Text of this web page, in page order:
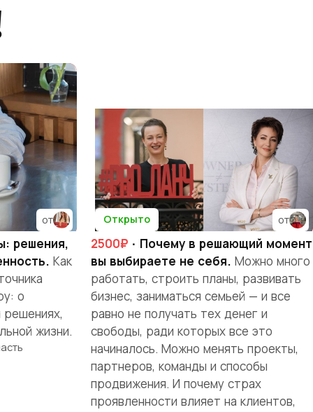
от
решения,
Как
о
решениях,
жизни.
Открыто от
2500₽ · Почему в решающий момент
вы выбираете не себя. Можно много
работать, строить планы, развивать
бизнес, заниматься семьей — и все
равно не получать тех денег и
свободы, ради которых все это
начиналось. Можно менять проекты,
партнеров, команды и способы
продвижения. И почему страх
проявленности влияет на клиентов,